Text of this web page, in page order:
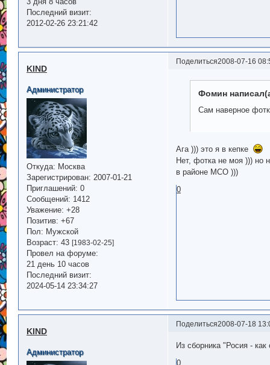
Последний визит:
2012-02-26 23:21:42
Поделиться2008-07-16
KIND
Администратор
Откуда: Москва
Зарегистрирован: 2007-01-21
Приглашений: 0
Сообщений: 1412
Уважение: +28
Позитив: +67
Пол: Мужской
Возраст: 43 [1983-02-25]
Провел на форуме:
21 день 10 часов
Последний визит:
2024-05-14 23:34:27
Фомин
Сам наверное
Ага ))) это я в кепке
Нет, фотка не моя ))) но
в районе МСО )))
0
Поделиться2008-07-18
KIND
Администратор
Из сборника "Росия - как
0